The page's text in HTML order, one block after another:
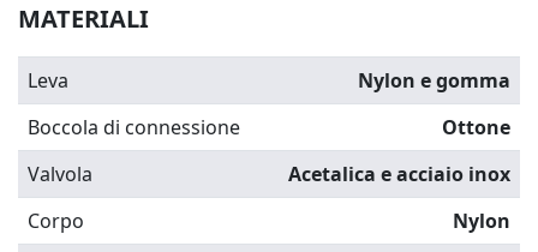
MATERIALI
Leva
Nylon e gomma
Boccola di connessione
Ottone
Valvola
Acetalica e acciaio inox
Corpo
Nylon